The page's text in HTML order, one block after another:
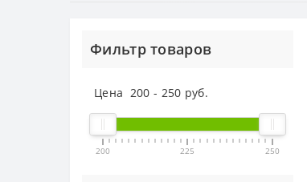
Фильтр товаров
Цена 200 - 250 руб.
200 225 250